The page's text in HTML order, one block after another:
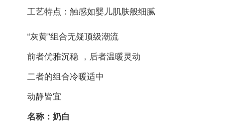
工艺特点：触感如婴儿肌肤般细腻
“灰黄”组合无疑顶级潮流
前者优雅沉稳 ，后者温暖灵动
二者的组合冷暖适中
动静皆宜
名称：奶白